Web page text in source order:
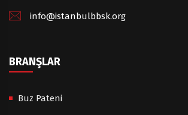
info@istanbulbbsk.org
BRANŞLAR
Buz Pateni